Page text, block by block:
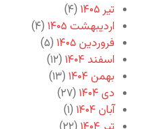
تیر ۱۴۰۵
(۴)
اردیبهشت ۱۴۰۵
(۴)
فروردین ۱۴۰۵
(۵)
اسفند ۱۴۰۴
(۱۲)
بهمن ۱۴۰۴
(۱۳)
دی ۱۴۰۴
(۲۷)
آبان ۱۴۰۴
(۱)